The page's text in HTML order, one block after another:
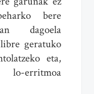
bere
dagoela
geratuko
eta,
lo-erritmoa